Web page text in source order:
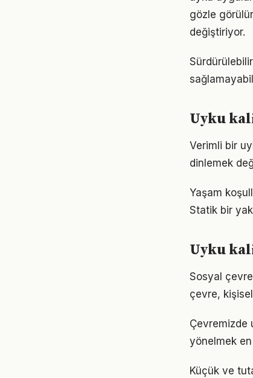
gözle
değiştiriyor.
Uyku
Verimli bir
dinlemek
Yaşam
Statik bir
Uyku
Sosyal
çevre,
Çevremizde
yönelmek en
Küçük ve